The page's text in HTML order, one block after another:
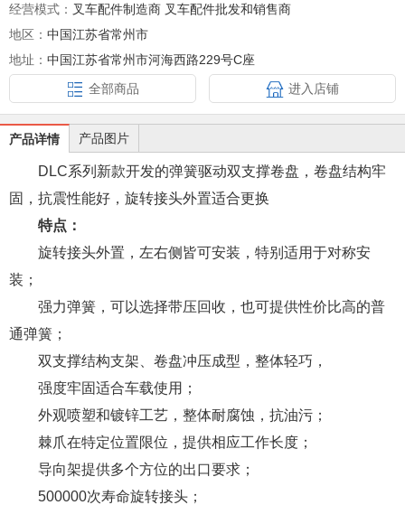
经营模式： 叉车配件制造商 叉车配件批发和销售商
地区： 中国江苏省常州市
地址： 中国江苏省常州市河海西路229号C座
全部商品
进入店铺
产品详情 产品图片
DLC系列新款开发的弹簧驱动双支撑卷盘，卷盘结构牢
固，抗震性能好，旋转接头外置适合更换
特点：
旋转接头外置，左右侧皆可安装，特别适用于对称安
装；
强力弹簧，可以选择带压回收，也可提供性价比高的普
通弹簧；
双支撑结构支架、卷盘冲压成型，整体轻巧，
强度牢固适合车载使用；
外观喷塑和镀锌工艺，整体耐腐蚀，抗油污；
棘爪在特定位置限位，提供相应工作长度；
导向架提供多个方位的出口要求；
500000次寿命旋转接头；